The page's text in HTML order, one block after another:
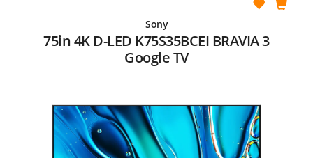
Sony
75in 4K D-LED K75S35BCEI BRAVIA 3
Google TV